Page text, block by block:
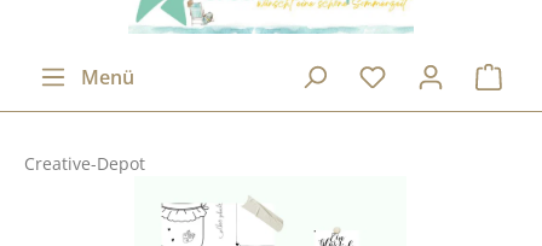
Menü
Creative-Depot